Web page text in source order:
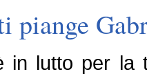
piange
in lutto per la